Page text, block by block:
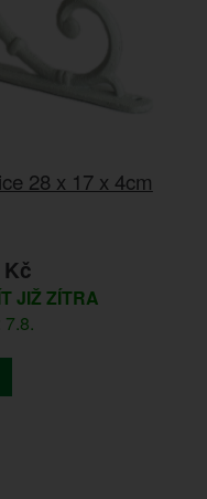
28 x 17 x 4cm
JIŽ ZÍTRA